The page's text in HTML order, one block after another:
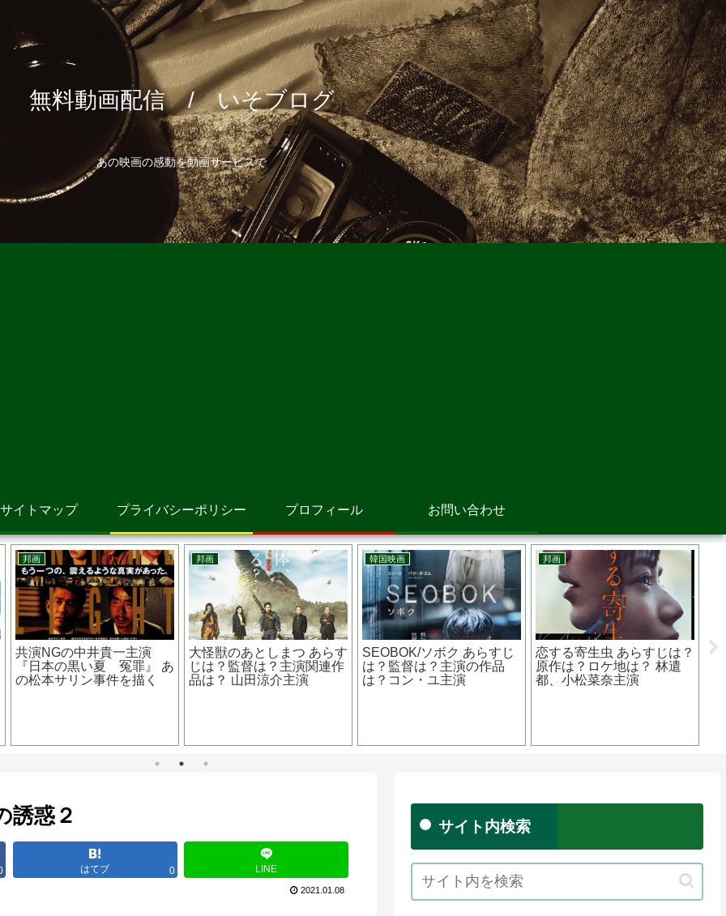
無料動画配信 / いそブログ
あの映画の感動を動画サービスで
サイトマップ プライバシーポリシー プロフィール お問い合わせ
アニメ映画
シドニアの騎士 あいつむ
ぐほし あらすじは？原作
は？テレビシリーズの内容
邦画
砕け散るところを見せてあ
げる あらすじは？原作は？
真っ赤な嵐って？？
韓国映画
嘆きのピエタ ネタバレ・
衝撃の結末 孤独な男の暴
力と母親の偉大な愛
邦画
空白 あらすじは？原作者
は？ロケ地は？ 古田新太、
松坂桃李主演
ス
誘惑２
はてブ 0 LINE
2021.01.08
サイト内検索